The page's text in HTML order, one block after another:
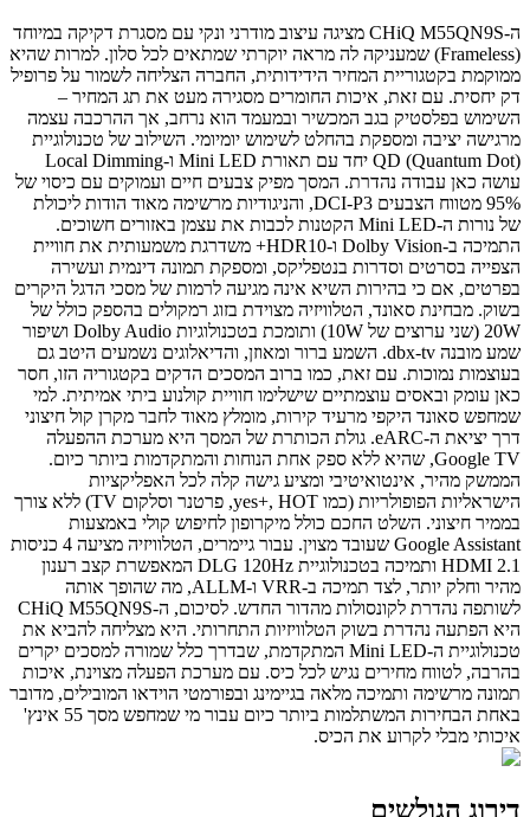
ה-CHiQ M55QN9S מציגה עיצוב מודרני ונקי עם מסגרת דקיקה במיוחד
(Frameless) שמעניקה לה מראה יוקרתי שמתאים לכל סלון. למרות שהיא
ממוקמת בקטגוריית המחיר הידידותית, החברה הצליחה לשמור על פרופיל
דק יחסית. עם זאת, איכות החומרים מסגירה מעט את תג המחיר –
השימוש בפלסטיק בגב המכשיר ובמעמד הוא נרחב, אך ההרכבה עצמה
מרגישה יציבה ומספקת בהחלט לשימוש יומיומי. השילוב של טכנולוגיית
QD (Quantum Dot) יחד עם תאורת Mini LED ו-Local Dimming
עושה כאן עבודה נהדרת. המסך מפיק צבעים חיים ועמוקים עם כיסוי של
95% מטווח הצבעים DCI-P3, והניגודיות מרשימה מאוד הודות ליכולת
של נורות ה-Mini LED הקטנות לכבות את עצמן באזורים חשוכים.
התמיכה ב-Dolby Vision ו-HDR10+ משדרגת משמעותית את חוויית
הצפייה בסרטים וסדרות בנטפליקס, ומספקת תמונה דינמית ועשירה
בפרטים, אם כי בהירות השיא אינה מגיעה לרמות של מסכי הדגל היקרים
בשוק. מבחינת סאונד, הטלוויזיה מצוידת בזוג רמקולים בהספק כולל של
20W (שני ערוצים של 10W) ותומכת בטכנולוגיות Dolby Audio ושיפור
שמע מובנה dbx-tv. השמע ברור ומאוזן, והדיאלוגים נשמעים היטב גם
בעוצמות נמוכות. עם זאת, כמו ברוב המסכים הדקים בקטגוריה הזו, חסר
כאן עומק ובאסים עוצמתיים שישלימו חוויית קולנוע ביתי אמיתית. למי
שמחפש סאונד היקפי מרעיד קירות, מומלץ מאוד לחבר מקרן קול חיצוני
דרך יציאת ה-eARC. גולת הכותרת של המסך היא מערכת ההפעלה
Google TV, שהיא ללא ספק אחת הנוחות והמתקדמות ביותר כיום.
הממשק מהיר, אינטואיטיבי ומציע גישה קלה לכל האפליקציות
הישראליות הפופולריות (כמו yes+, HOT, פרטנר וסלקום TV) ללא צורך
בממיר חיצוני. השלט החכם כולל מיקרופון לחיפוש קולי באמצעות
Google Assistant שעובד מצוין. עבור גיימרים, הטלוויזיה מציעה 4 כניסות
HDMI 2.1 ותמיכה בטכנולוגיית DLG 120Hz המאפשרת קצב רענון
מהיר וחלק יותר, לצד תמיכה ב-VRR ו-ALLM, מה שהופך אותה
לשותפה נהדרת לקונסולות מהדור החדש. לסיכום, ה-CHiQ M55QN9S
היא הפתעה נהדרת בשוק הטלוויזיות התחרותי. היא מצליחה להביא את
טכנולוגיית ה-Mini LED המתקדמת, שבדרך כלל שמורה למסכים יקרים
בהרבה, לטווח מחירים נגיש לכל כיס. עם מערכת הפעלה מצוינת, איכות
תמונה מרשימה ותמיכה מלאה בגיימינג ובפורמטי הוידאו המובילים, מדובר
באחת הבחירות המשתלמות ביותר כיום עבור מי שמחפש מסך 55 אינץ'
איכותי מבלי לקרוע את הכיס.
דירוג הגולשים